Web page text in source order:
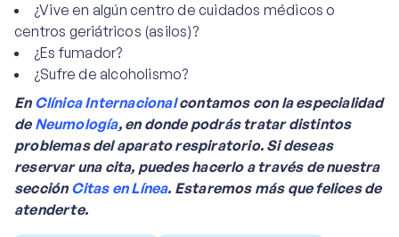
¿Vive en algún centro de cuidados médicos o
centros geriátricos (asilos)?
¿Es fumador?
¿Sufre de alcoholismo?
En Clínica Internacionalcontamos con la especialidad
de Neumología, en donde podrás tratar distintos
problemas del aparato respiratorio. Si deseas
reservar una cita, puedes hacerlo a través de nuestra
sección Citas en Línea. Estaremos más que felices de
atenderte.